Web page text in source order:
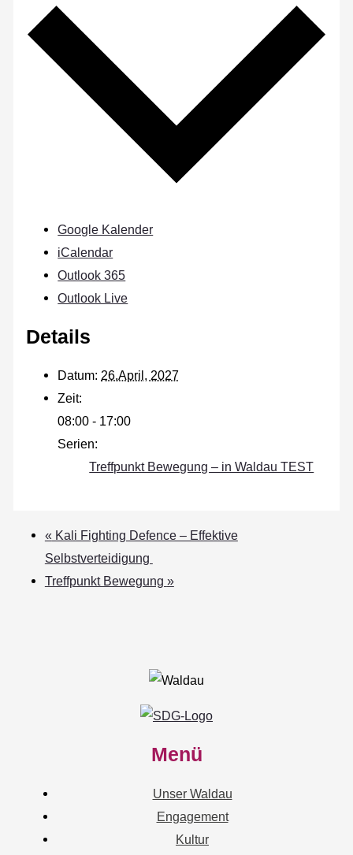
Google Kalender
iCalendar
Outlook 365
Outlook Live
Details
Datum: 26.April, 2027
Zeit:
08:00 - 17:00
Serien:
Treffpunkt Bewegung – in Waldau TEST
« Kali Fighting Defence – Effektive
Selbstverteidigung
Treffpunkt Bewegung »
Menü
Unser Waldau
Engagement
Kultur